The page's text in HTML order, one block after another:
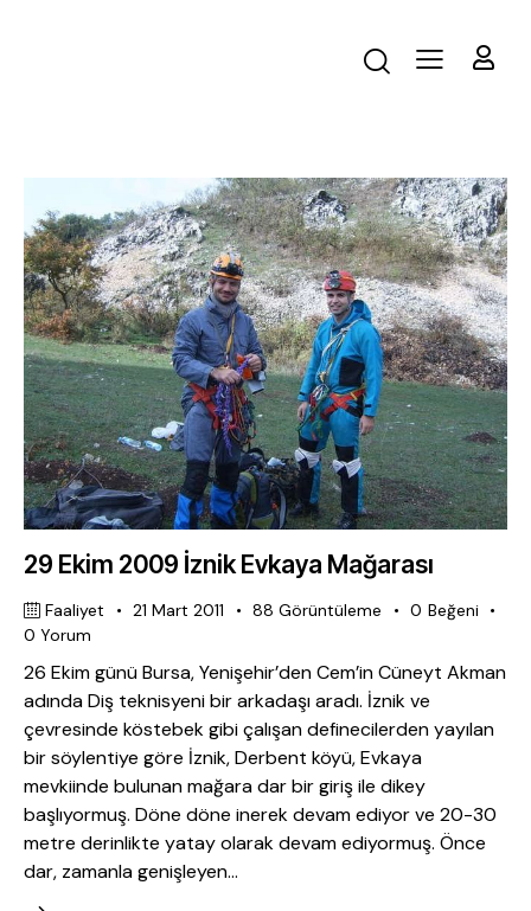
29 Ekim 2009 İznik Evkaya Mağarası
Faaliyet 21 Mart 2011 88 Görüntüleme 0 Beğeni
0 Yorum
26 Ekim günü Bursa, Yenişehir’den Cem’in Cüneyt Akman
adında Diş teknisyeni bir arkadaşı aradı. İznik ve
çevresinde köstebek gibi çalışan definecilerden yayılan
bir söylentiye göre İznik, Derbent köyü, Evkaya
mevkiinde bulunan mağara dar bir giriş ile dikey
başlıyormuş. Döne döne inerek devam ediyor ve 20-30
metre derinlikte yatay olarak devam ediyormuş. Önce
dar, zamanla genişleyen…